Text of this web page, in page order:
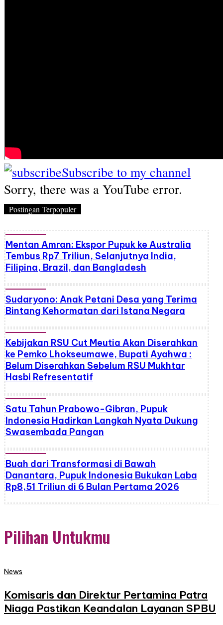
Subscribe to my channel
Sorry, there was a YouTube error.
Postingan Terpopuler
Mentan Amran: Ekspor Pupuk ke Australia
Tembus Rp7 Triliun, Selanjutnya India,
Filipina, Brazil, dan Bangladesh
Sudaryono: Anak Petani Desa yang Terima
Bintang Kehormatan dari Istana Negara
Kebijakan RSU Cut Meutia Akan Diserahkan
ke Pemko Lhokseumawe, Bupati Ayahwa :
Belum Diserahkan Sebelum RSU Mukhtar
Hasbi Refresentatif
Satu Tahun Prabowo-Gibran, Pupuk
Indonesia Hadirkan Langkah Nyata Dukung
Swasembada Pangan
Buah dari Transformasi di Bawah
Danantara, Pupuk Indonesia Bukukan Laba
Rp8,51 Triliun di 6 Bulan Pertama 2026
Pilihan Untukmu
News
Komisaris dan Direktur Pertamina Patra
Niaga Pastikan Keandalan Layanan SPBU